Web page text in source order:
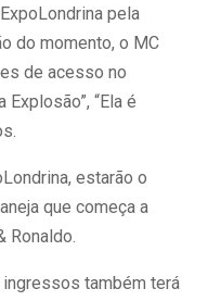
pela
do momento, o MC
de acesso no
“Ela é
estarão o
que começa a
Ronaldo.
ingressos também terá